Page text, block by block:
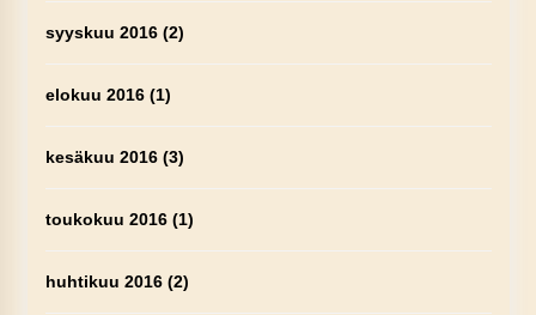
syyskuu 2016(2)
elokuu 2016(1)
kesäkuu 2016(3)
toukokuu 2016(1)
huhtikuu 2016(2)